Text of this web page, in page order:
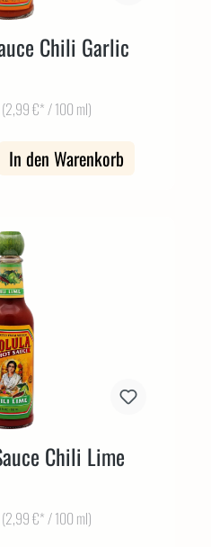
Chili Garlic
(2,99 €* / 100 ml)
In den Warenkorb
Chili Lime
(2,99 €* / 100 ml)